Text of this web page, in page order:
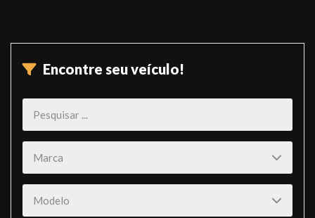
Encontre seu veículo!